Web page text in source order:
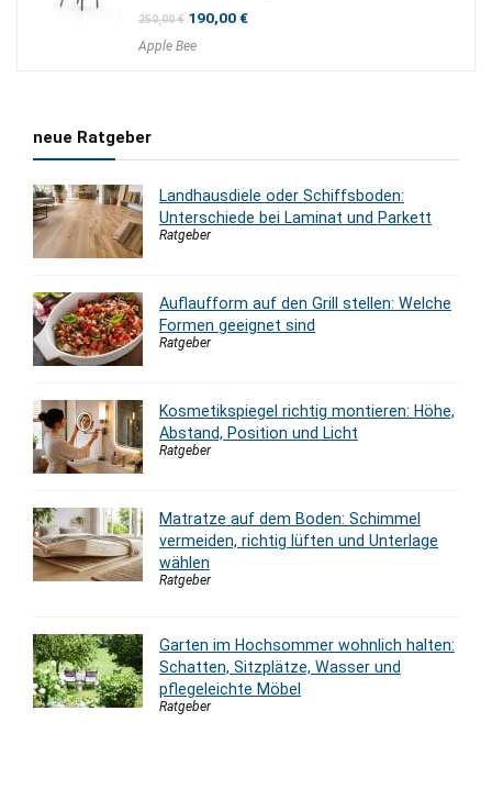
250,00€ Ursprünglicher
war:
190,00€Aktueller
Apple Bee
neue Ratgeber
Landhausdiele oder Schiffsboden:
Unterschiede bei Laminat und Parkett
Ratgeber
Auflaufform auf den Grill stellen: Welche
Formen geeignet sind
Ratgeber
Kosmetikspiegel richtig montieren: Höhe,
Abstand, Position und Licht
Ratgeber
Matratze auf dem Boden: Schimmel
vermeiden, richtig lüften und Unterlage
wählen
Ratgeber
Garten im Hochsommer wohnlich halten:
Schatten, Sitzplätze, Wasser und
pflegeleichte Möbel
Ratgeber